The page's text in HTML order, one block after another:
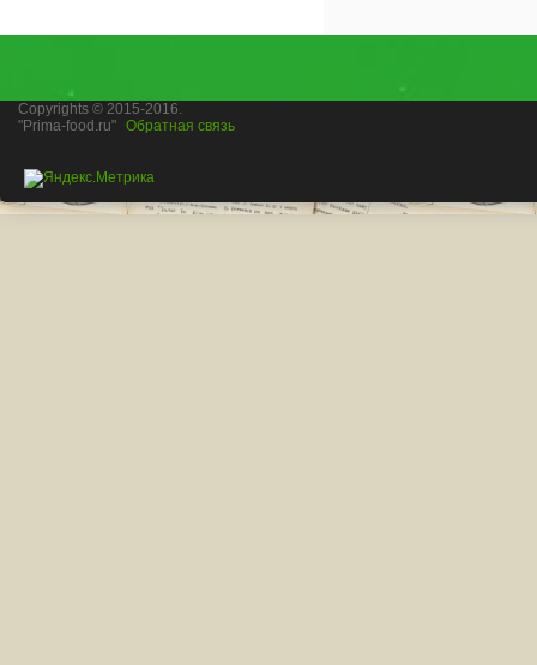
Copyrights © 2015-2016.
"Prima-food.ru" Обратная связь